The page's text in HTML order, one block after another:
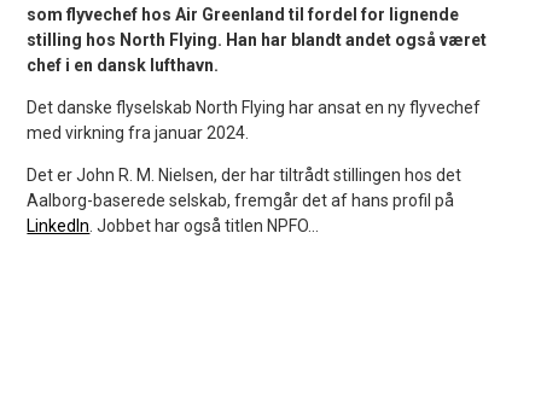
som flyvechef hos Air Greenland til fordel for lignende
stilling hos North Flying. Han har blandt andet også været
chef i en dansk lufthavn.
Det danske flyselskab North Flying har ansat en ny flyvechef
med virkning fra januar 2024.
Det er John R. M. Nielsen, der har tiltrådt stillingen hos det
Aalborg-baserede selskab, fremgår det af hans profil på
LinkedIn . Jobbet har også titlen NPFO...